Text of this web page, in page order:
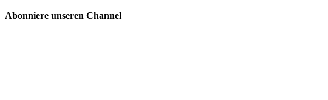
Abonniere unseren Channel